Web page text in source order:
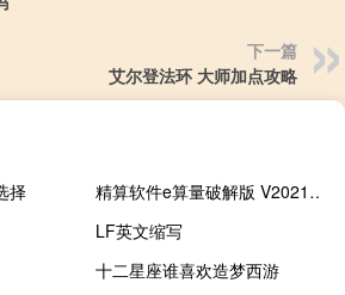
下一篇
艾尔登法环 大师加点攻略
择
精算软件e算量破解版 V2021 中文免费版（精算软件e算量破解版 V2021 中文免费版功能简介）
LF英文缩写
十二星座谁喜欢造梦西游